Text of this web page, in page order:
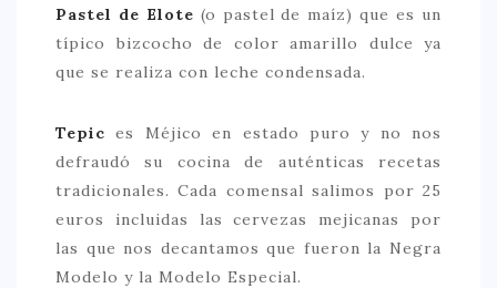
Pastel de Elote (o pastel de maíz) que es un
típico bizcocho de color amarillo dulce ya
que se realiza con leche condensada.
Tepic es Méjico en estado puro y no nos
defraudó su cocina de auténticas recetas
tradicionales. Cada comensal salimos por 25
euros incluidas las cervezas mejicanas por
las que nos decantamos que fueron la Negra
Modelo y la Modelo Especial.